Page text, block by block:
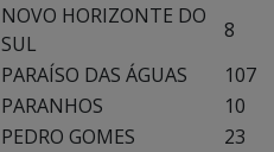
NOVO HORIZONTE DO
SUL
8
PARAÍSO DAS ÁGUAS
107
PARANHOS
10
PEDRO GOMES
23